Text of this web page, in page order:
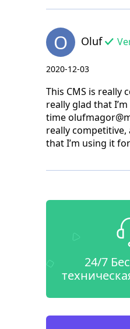
O Oluf
2020-12-03
This CMS is really
really glad that
time
really competitive,
that I’m using it
24/7